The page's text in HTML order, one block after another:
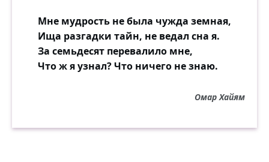
Мне мудрость не была чужда земная,
Ища разгадки тайн, не ведал сна я.
За семьдесят перевалило мне,
Что ж я узнал? Что ничего не знаю.
Омар Хайям